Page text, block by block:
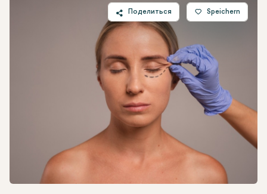
Поделиться
Facebook
Linkedin
WhatsApp
Telegram
Электронная почта
Speichern